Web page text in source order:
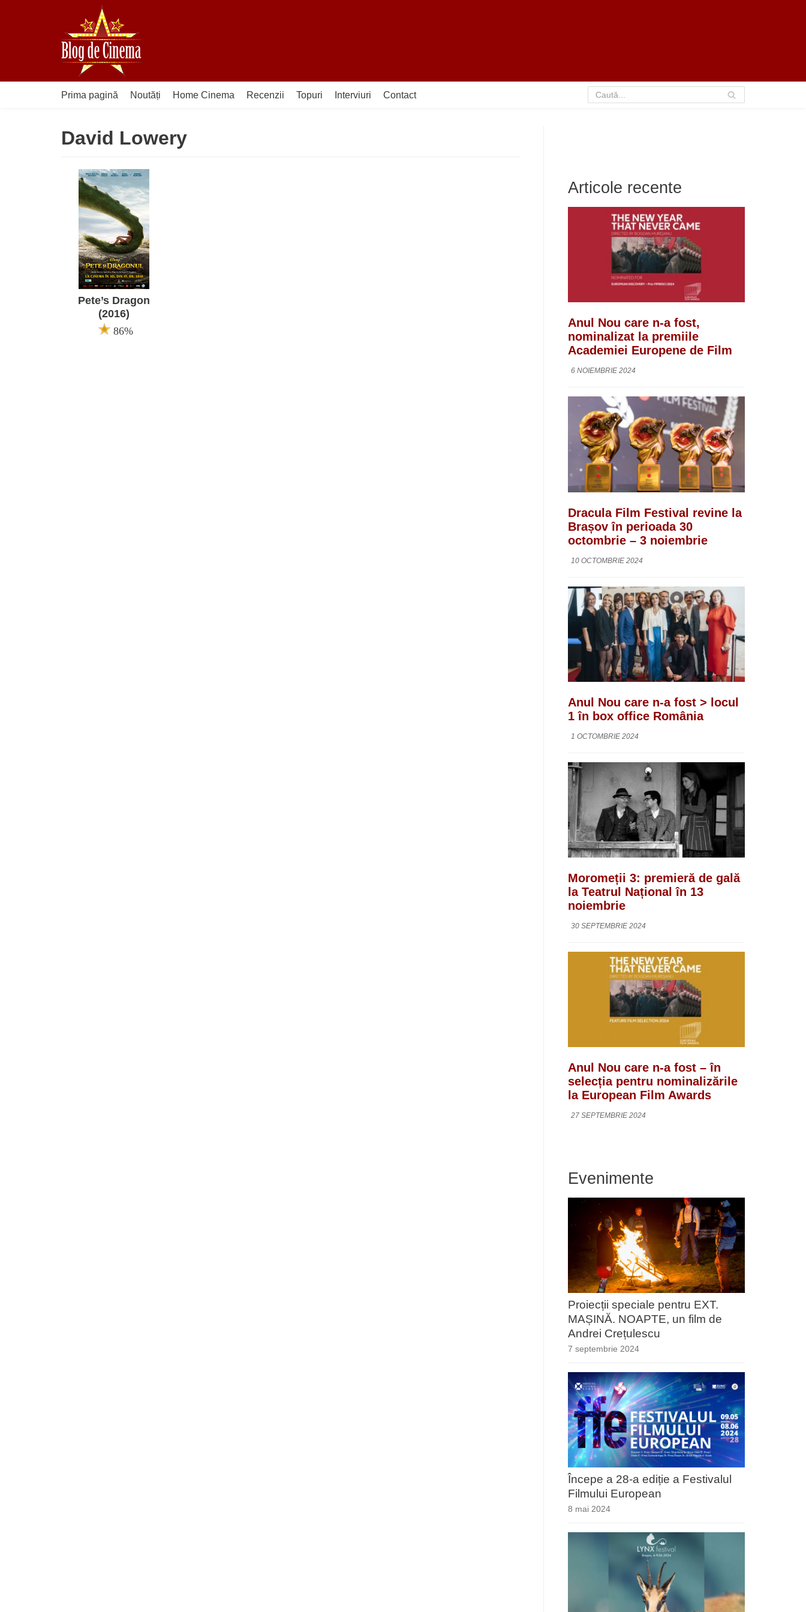
Prima pagină Noutăți Home Cinema Recenzii Topuri Interviuri Contact
David Lowery
Pete’s Dragon
(2016)
86%
Articole recente
Anul Nou care n-a fost,
nominalizat la premiile
Academiei Europene de Film
6 NOIEMBRIE 2024
Dracula Film Festival revine la
Brașov în perioada 30
octombrie – 3 noiembrie
10 OCTOMBRIE 2024
Anul Nou care n-a fost > locul
1 în box office România
1 OCTOMBRIE 2024
Moromeții 3: premieră de gală
la Teatrul Național în 13
noiembrie
30 SEPTEMBRIE 2024
Anul Nou care n-a fost – în
selecția pentru nominalizările
la European Film Awards
27 SEPTEMBRIE 2024
Evenimente
Proiecții speciale pentru EXT.
MAȘINĂ. NOAPTE, un film de
Andrei Crețulescu
7 septembrie 2024
Începe a 28-a ediție a Festivalul
Filmului European
8 mai 2024